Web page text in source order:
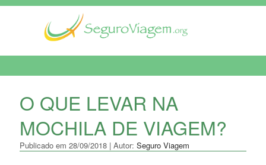
O QUE LEVAR NA
MOCHILA DE VIAGEM?
Publicado em 28/09/2018 | Autor: Seguro Viagem